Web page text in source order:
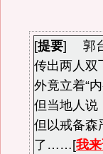
[提要] 郭台
传出两人双
外竟立着“
但当地人说
但以戒备森
了……[我